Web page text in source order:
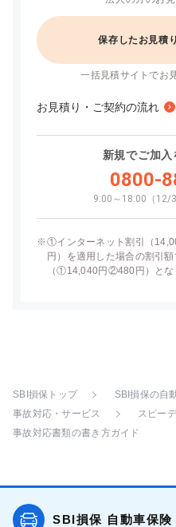
保存したお見積
一括見積サイトでお
お見積り・ご契約の流れ
新規でご加
0800-
9:00～18:00（12/
※①インターネット割引（
円）を適用した場合の割引
（①14,040円②480円）とな
SBI損保トップ
SBI損保の自
事故対応・サービス
スピー
事故対応書類の書き方ガイド
SBI損保 自動車保険